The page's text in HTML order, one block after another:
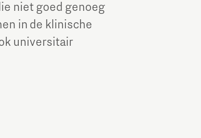
niet goed genoeg
in de klinische
universitair